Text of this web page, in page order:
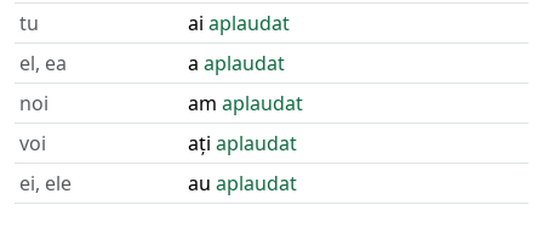
tu
ai aplaudat
el, ea
a aplaudat
noi
am aplaudat
voi
ați aplaudat
ei, ele
au aplaudat